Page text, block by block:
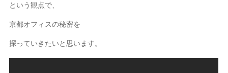
という観点で、
京都オフィスの秘密を
探っていきたいと思います。